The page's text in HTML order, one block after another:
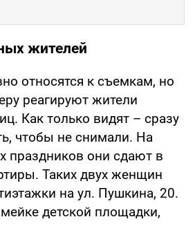
жителей
относятся к съемкам, но
реагируют жители
Как только видят – сразу
чтобы не снимали. На
праздников они сдают в
Таких двух женщин
на ул. Пушкина, 20.
детской площадки,